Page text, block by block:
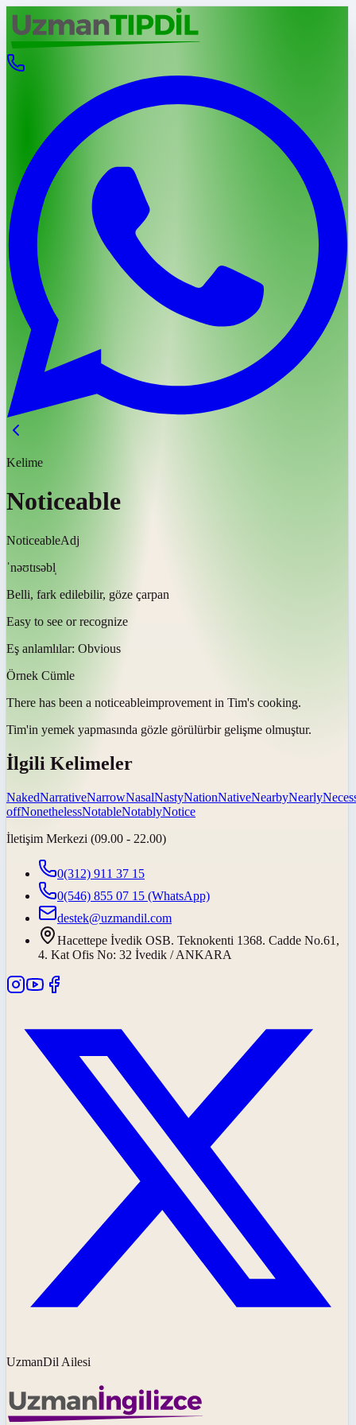
Kelime
Noticeable
NoticeableAdj
ˈnəʊtɪsəbl̩
Belli, fark edilebilir, göze çarpan
Easy to see or recognize
Eş anlamlılar: Obvious
Örnek Cümle
There has been a noticeableimprovement in Tim's cooking.
Tim'in yemek yapmasında gözle görülürbir gelişme olmuştur.
İlgili Kelimeler
NakedNarrativeNarrowNasalNastyNationNativeNearbyNearly
offNonethelessNotableNotablyNotice
İletişim Merkezi (09.00 - 22.00)
0(312) 911 37 15
0(546) 855 07 15 (WhatsApp)
destek@uzmandil.com
Hacettepe İvedik OSB. Teknokenti 1368. Cadde No.61,
4. Kat Ofis No: 32 İvedik / ANKARA
UzmanDil Ailesi